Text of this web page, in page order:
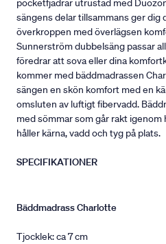
pocketfjädrar utrustad med
sängens delar tillsammans ger dig
överkroppen med överlägsen
Sunnerström dubbelsäng passar
föredrar att sova eller dina
kommer med bäddmadrassen
sängen en skön komfort med en
omsluten av luftigt fibervadd.
med sömmar som går rakt igenom
håller kärna, vadd och tyg på plats.
SPECIFIKATIONER
Bäddmadrass Charlotte
Tjocklek: ca 7 cm